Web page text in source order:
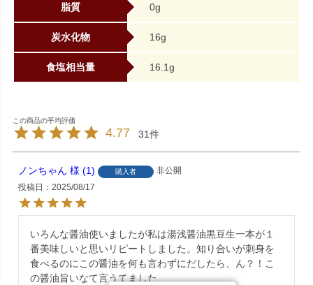
脂質 0g
炭水化物 16g
食塩相当量 16.1g
4.77 31
ノンちゃん 1 購入者
非公開
投稿日
2025/08/17
いろんな醤油使いましたが私は湯浅醤油黒豆生一本が１
番美味しいと思いリピートしました。知り合いが刺身を
食べるのにこの醤油を何も言わずにだしたら、ん？！こ
の醤油旨いなて言うてました